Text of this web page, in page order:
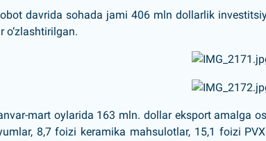
davrida sohada jami 406 mln dollarlik
o‘zlashtirilgan.
mart oylarida 163 mln. dollar eksport amalga
8,7 foizi keramika mahsulotlar, 15,1 foizi